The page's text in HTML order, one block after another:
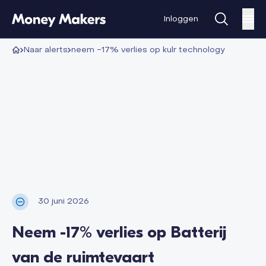
Inloggen
alerts neem -17% verlies op kulr technology
30 juni 2026
Neem -17% verlies op Batterij
van de ruimtevaart